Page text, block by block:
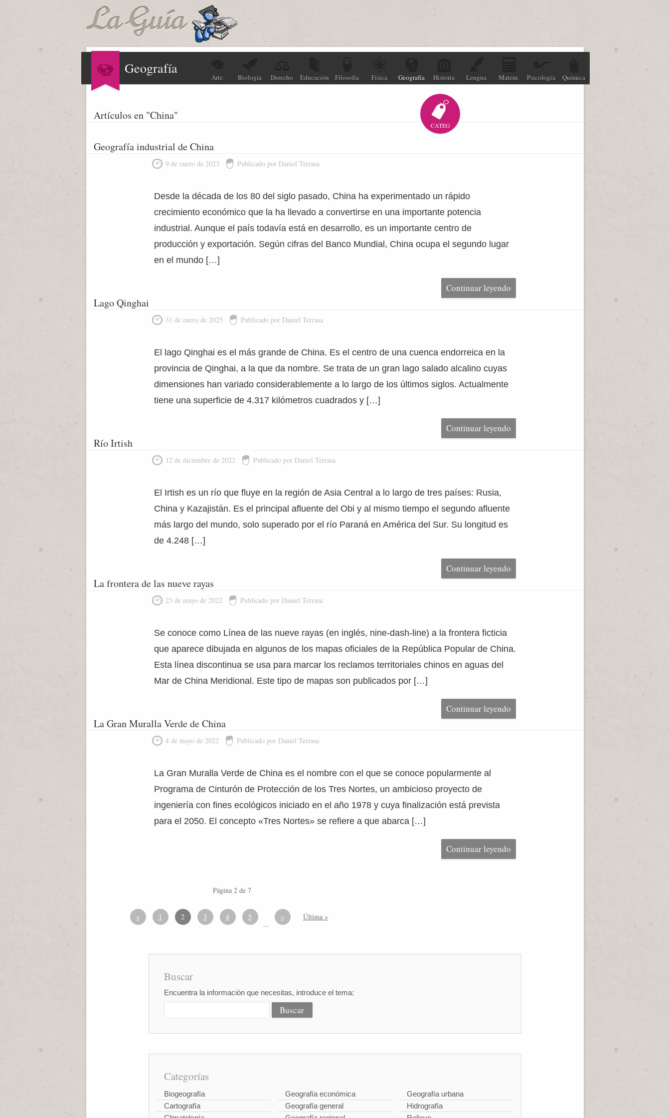
Geografía
Arte Biología Derecho Educación Filosofía Física Geografía Historia Lengua Matem. Psicología Química
Artículos en "China"
CATEG
Geografía industrial de China
9 de enero de 2023 Publicado por Daniel Terrasa
Desde la década de los 80 del siglo pasado, China ha experimentado un rápido
crecimiento económico que la ha llevado a convertirse en una importante potencia
industrial. Aunque el país todavía está en desarrollo, es un importante centro de
producción y exportación. Según cifras del Banco Mundial, China ocupa el segundo lugar
en el mundo […]
Continuar leyendo
Lago Qinghai
31 de enero de 2025 Publicado por Daniel Terrasa
El lago Qinghai es el más grande de China. Es el centro de una cuenca endorreica en la
provincia de Qinghai, a la que da nombre. Se trata de un gran lago salado alcalino cuyas
dimensiones han variado considerablemente a lo largo de los últimos siglos. Actualmente
tiene una superficie de 4.317 kilómetros cuadrados y […]
Continuar leyendo
Río Irtish
12 de diciembre de 2022 Publicado por Daniel Terrasa
El Irtish es un río que fluye en la región de Asia Central a lo largo de tres países: Rusia,
China y Kazajistán. Es el principal afluente del Obi y al mismo tiempo el segundo afluente
más largo del mundo, solo superado por el río Paraná en América del Sur. Su longitud es
de 4.248 […]
Continuar leyendo
La frontera de las nueve rayas
23 de mayo de 2022 Publicado por Daniel Terrasa
Se conoce como Línea de las nueve rayas (en inglés, nine-dash-line) a la frontera ficticia
que aparece dibujada en algunos de los mapas oficiales de la República Popular de China.
Esta línea discontinua se usa para marcar los reclamos territoriales chinos en aguas del
Mar de China Meridional. Este tipo de mapas son publicados por […]
Continuar leyendo
La Gran Muralla Verde de China
4 de mayo de 2022 Publicado por Daniel Terrasa
La Gran Muralla Verde de China es el nombre con el que se conoce popularmente al
Programa de Cinturón de Protección de los Tres Nortes, un ambicioso proyecto de
ingeniería con fines ecológicos iniciado en el año 1978 y cuya finalización está prevista
para el 2050. El concepto «Tres Nortes» se refiere a que abarca […]
Continuar leyendo
Página 2 de 7
« 1 2 3 4 5
...
» Última »
Buscar
Encuentra la información que necesitas, introduce el tema:
Categorías
Biogeografía
Cartografía
Geografía económica
Geografía general
Geografía urbana
Hidrografía